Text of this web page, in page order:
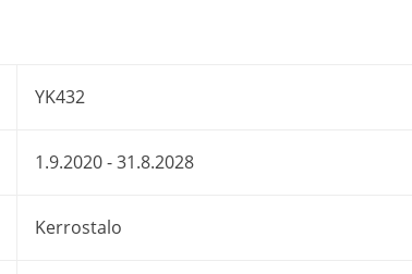
YK432
1.9.2020 - 31.8.2028
Kerrostalo